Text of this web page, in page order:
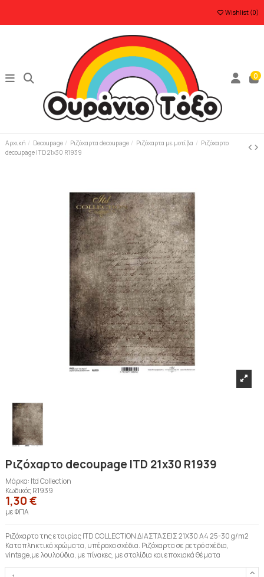
Wishlist (0)
0
Αρχική Decoupage Ριζόχαρτα decoupage Ριζόχαρτα με μοτίβα
Ριζόχαρτο
decoupage ITD 21x30 R1939
Ριζόχαρτο decoupage ITD 21x30 R1939
Μάρκα: Itd Collection
ΚωδικόςR1939
1,30 €
με ΦΠΑ
Ριζόχαρτο της εταιρίας ITD COLLECTION ΔΙΑΣΤΆΣΕΙΣ 21X30 A4 25-30 g/m2
Καταπληκτικά χρώματα, υπέροχα σχέδια. Ριζόχαρτα σε ρετρό σχέδια,
vintage,με λουλούδια, με πίνακες, με στολίδια και εποχιακά θέματα